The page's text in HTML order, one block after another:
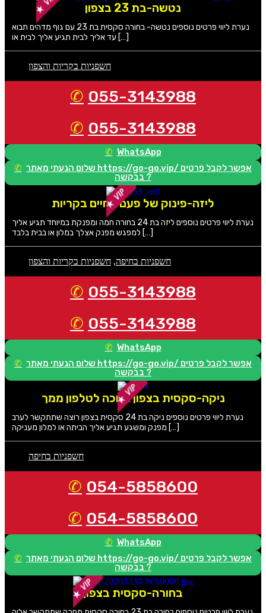
נטשה-בת 23 בצפון
נערת ליווי פרטים נוספים נטשה- בחורה סקסית בת 23 עם גוף מדהים תבוא
עד אליך לבית תגיע אליך לבית או […]
חשפניות בקריות והצפון
055-3143988
055-3143988
WhatsApp
שלום הגעתי מאתר https://go-go.vip/ אפשר לקבל פרטים
בבקשה ?
ליזה-פינוק של פעם בחיים בקריות
נערת ליווי פרטים נוספים ליזה בת 24 בחורה חמה ומפנקת במיוחד תגיע אליך
למפגש מפנק אצלך במלון או בבית בלבד […]
חשפניות בחיפה, חשפניות בקריות והצפון
055-3143988
055-3143988
WhatsApp
שלום הגעתי מאתר https://go-go.vip/ אפשר לקבל פרטים
בבקשה ?
ניקה-סקסית בצפון מחכה לטלפון ממך
נערת ליווי פרטים נוספים ניקה בת 24 סקסית בצפון רוצה שתתקשר לערב
מפנק ומשגע תגיע אליך הביתה או למלון מעניקה […]
חשפניות בחיפה
054-5858600
054-5858600
WhatsApp
שלום הגעתי מאתר https://go-go.vip/ אפשר לקבל פרטים
בבקשה ?
בחורה-סקסית בצפון